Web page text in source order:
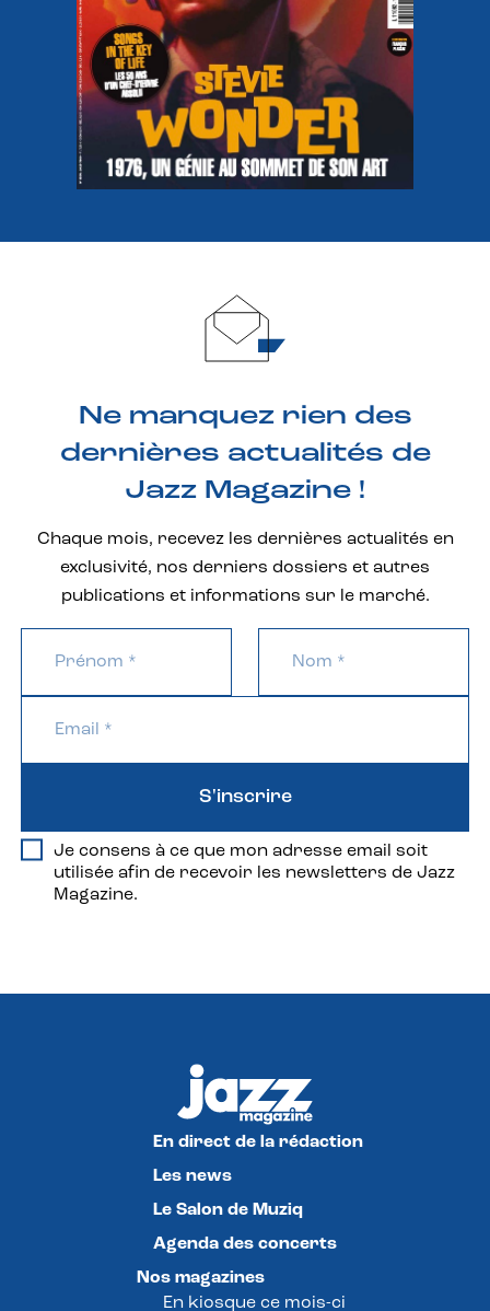
Ne manquez rien des
dernières actualités de
Jazz Magazine !
Chaque mois, recevez les dernières actualités en
exclusivité, nos derniers dossiers et autres
publications et informations sur le marché.
Je consens à ce que mon adresse email soit
utilisée afin de recevoir les newsletters de Jazz
Magazine.
S'inscrire
En direct de la rédaction
Les news
Le Salon de Muziq
Agenda des concerts
Nos magazines
En kiosque ce mois-ci